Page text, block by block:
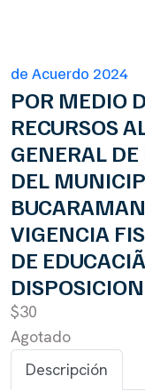
de Acuerdo 2024
POR MEDIO
RECURSOS
GENERAL DE
DEL
VIGENCIA
DE
$30
Agotado
Descripción